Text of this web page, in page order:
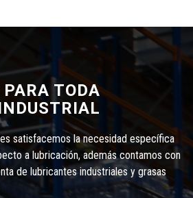
PARA TODA
satisfacemos la necesidad específica
a lubricación, además contamos con
de lubricantes industriales y grasas